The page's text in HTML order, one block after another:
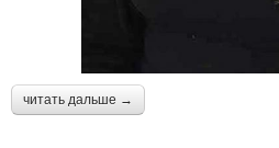
читать дальше →